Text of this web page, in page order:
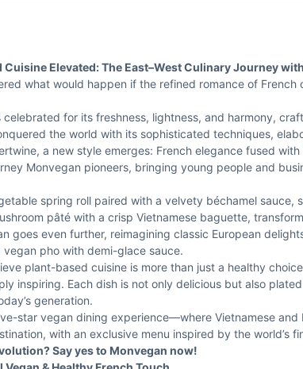
Cuisine Elevated: The East–West Culinary Journey
what would happen if the refined romance of
celebrated for its freshness, lightness, and harmony,
the world with its sophisticated techniques,
a new style emerges: French elegance fused
Monvegan pioneers, bringing young people and
spring roll paired with a velvety béchamel
pâté with a crisp Vietnamese baguette,
goes even further, reimagining classic European
pho with demi-glace sauce.
plant-based cuisine is more than just a healthy
inspiring. Each dish is not only delicious but also
generation.
star vegan dining experience—where Vietnamese
with an exclusive menu inspired by the world’s
Say yes to Monvegan now!